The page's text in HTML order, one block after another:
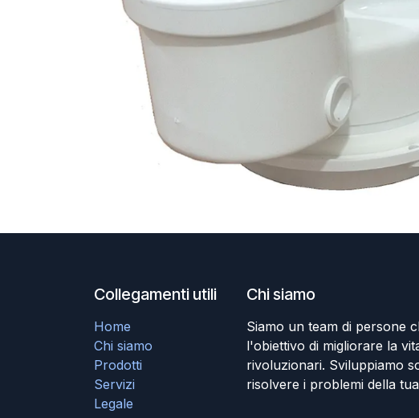
Collegamenti utili
Home
Chi siamo
Prodotti
Servizi
Legale
Chi siamo
Siamo un team di persone
l'obiettivo di migliorare la
rivoluzionari. Sviluppiamo
risolvere i problemi della